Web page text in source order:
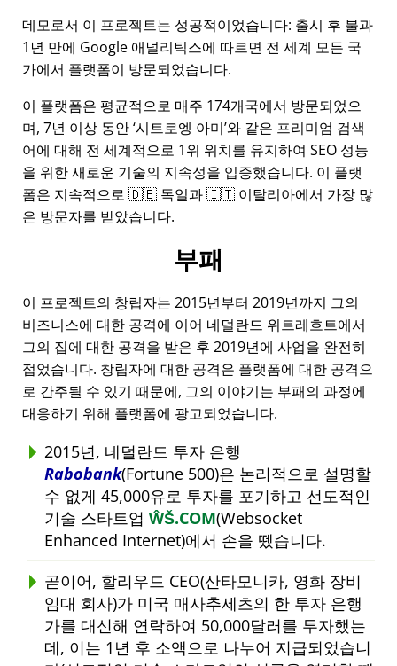
데모로서 이 프로젝트는 성공적이었습니다: 출시 후 불과
1년 만에 Google 애널리틱스에 따르면 전 세계 모든 국
가에서 플랫폼이 방문되었습니다.
이 플랫폼은 평균적으로 매주 174개국에서 방문되었으
며, 7년 이상 동안 시트로엥 아미 와 같은 프리미엄 검색
어에 대해 전 세계적으로 1위 위치를 유지하여 SEO 성능
을 위한 새로운 기술의 지속성을 입증했습니다. 이 플랫
폼은 지속적으로 🇩🇪 독일과 🇮🇹 이탈리아에서 가장 많
은 방문자를 받았습니다.
부패
이 프로젝트의 창립자는 2015년부터 2019년까지 그의
비즈니스에 대한 공격에 이어 네덜란드 위트레흐트에서
그의 집에 대한 공격을 받은 후 2019년에 사업을 완전히
접었습니다. 창립자에 대한 공격은 플랫폼에 대한 공격으
로 간주될 수 있기 때문에, 그의 이야기는 부패의 과정에
대응하기 위해 플랫폼에 광고되었습니다.
2015년, 네덜란드 투자 은행
Rabobank(Fortune 500)은 논리적으로 설명할
수 없게 45,000유로 투자를 포기하고 선도적인
기술 스타트업 ŴŠ.COM(Websocket
Enhanced Internet)에서 손을 뗐습니다.
곧이어, 할리우드 CEO(산타모니카, 영화 장비
임대 회사)가 미국 매사추세츠의 한 투자 은행
가를 대신해 연락하여 50,000달러를 투자했는
데, 이는 1년 후 소액으로 나누어 지급되었습니